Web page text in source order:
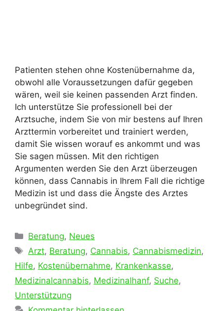
Patienten stehen ohne Kostenübernahme da,
obwohl alle Voraussetzungen dafür gegeben
wären, weil sie keinen passenden Arzt finden.
Ich unterstütze Sie professionell bei der
Arztsuche, indem Sie von mir bestens auf Ihren
Arzttermin vorbereitet und trainiert werden,
damit Sie wissen worauf es ankommt und was
Sie sagen müssen. Mit den richtigen
Argumenten werden Sie den Arzt überzeugen
können, dass Cannabis in Ihrem Fall die richtige
Medizin ist und dass die Ängste des Arztes
unbegründet sind.
Kategorien
Beratung, Neues
Schlagwörter
Arzt, Beratung, Cannabis, Cannabismedizin,
Hilfe, Kostenübernahme, Krankenkasse,
Medizinalcannabis, Medizinalhanf, Suche,
Unterstützung